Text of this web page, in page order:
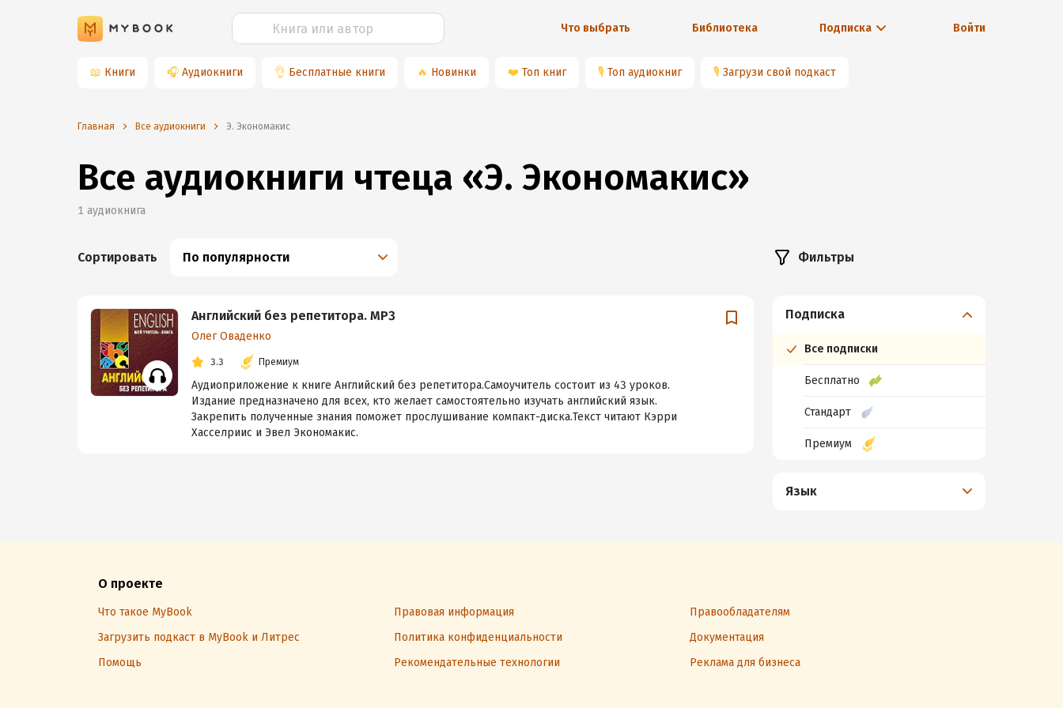
Что выбрать Библиотека Подписка Войти
📖 Книги 🎧 Аудиокниги 👌 Бесплатные книги 🔥 Новинки ❤️ Топ книг 🎙 Топ аудиокниг 🎙 Загрузи свой подкаст
Главная Все аудиокниги Э. Экономакис
Все аудиокниги чтеца «Э. Экономакис»
1 аудиокнига
Сортировать По популярности
Английский без репетитора. MP3
Олег Оваденко
3.3 Премиум
Аудиоприложение к книге Английский без репетитора.Самоучитель состоит из 43 уроков.
Издание предназначено для всех, кто желает самостоятельно изучать английский язык.
Закрепить полученные знания поможет прослушивание компакт-диска.Текст читают Кэрри
Хасселриис и Эвел Экономакис.
Фильтры
Подписка
Все подписки
Бесплатно
Стандарт
Премиум
Язык
О проекте
Что такое MyBook Правовая информация
Правообладателям
Загрузить подкаст в MyBook и Литрес
Политика конфиденциальности
Документация
Помощь
Рекомендательные технологии Реклама для бизнеса